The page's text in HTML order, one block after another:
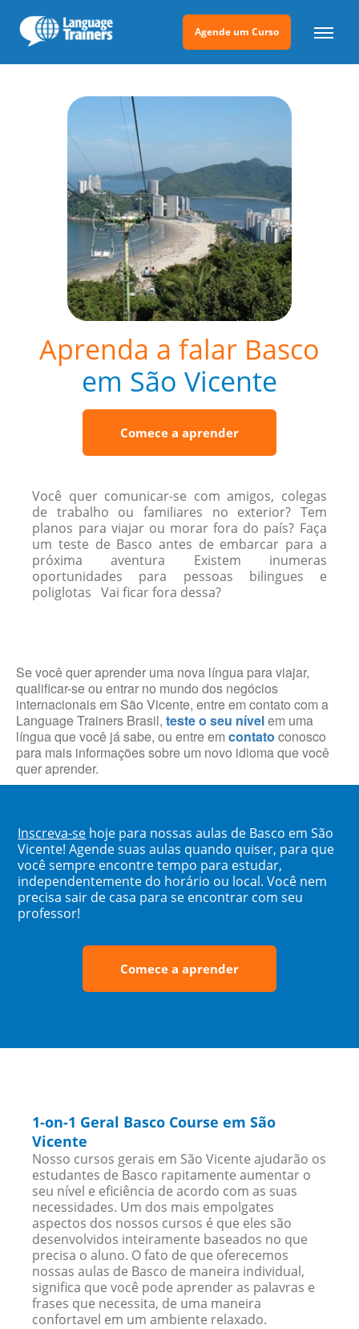
Agende um Curso
Aprenda a falar Basco
em São Vicente
Comece a aprender
Você quer comunicar-se com amigos, colegas
de trabalho ou familiares no exterior? Tem
planos para viajar ou morar fora do país? Faça
um teste de Basco antes de embarcar para a
próxima aventura Existem inumeras
oportunidades para pessoas bilingues e
poliglotas Vai ficar fora dessa?
Se você quer aprender uma nova língua para viajar,
qualificar-se ou entrar no mundo dos negócios
internacionais em São Vicente, entre em contato com a
Language Trainers Brasil, teste o seu nívelem uma
língua que você já sabe, ou entre em contato conosco
para mais informações sobre um novo idioma que você
quer aprender.
Inscreva-se hoje para nossas aulas de Basco em São
Vicente! Agende suas aulas quando quiser, para que
você sempre encontre tempo para estudar,
independentemente do horário ou local. Você nem
precisa sair de casa para se encontrar com seu
professor!
Comece a aprender
1-on-1 Geral Basco Course em São
Vicente
Nosso cursos gerais em São Vicente ajudarão os
estudantes de Basco rapitamente aumentar o
seu nível e eficiência de acordo com as suas
necessidades. Um dos mais empolgates
aspectos dos nossos cursos é que eles são
desenvolvidos inteiramente baseados no que
precisa o aluno. O fato de que oferecemos
nossas aulas de Basco de maneira individual,
significa que você pode aprender as palavras e
frases que necessita, de uma maneira
confortavel em um ambiente relaxado.